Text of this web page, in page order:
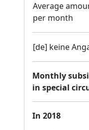
Average
per month
[de] keine
Monthly
in special
In 2018